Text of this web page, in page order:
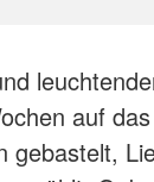
auf
gebastelt,